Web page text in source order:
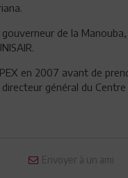
de la
en 2007 avant de
général du
Envoyer à un ami